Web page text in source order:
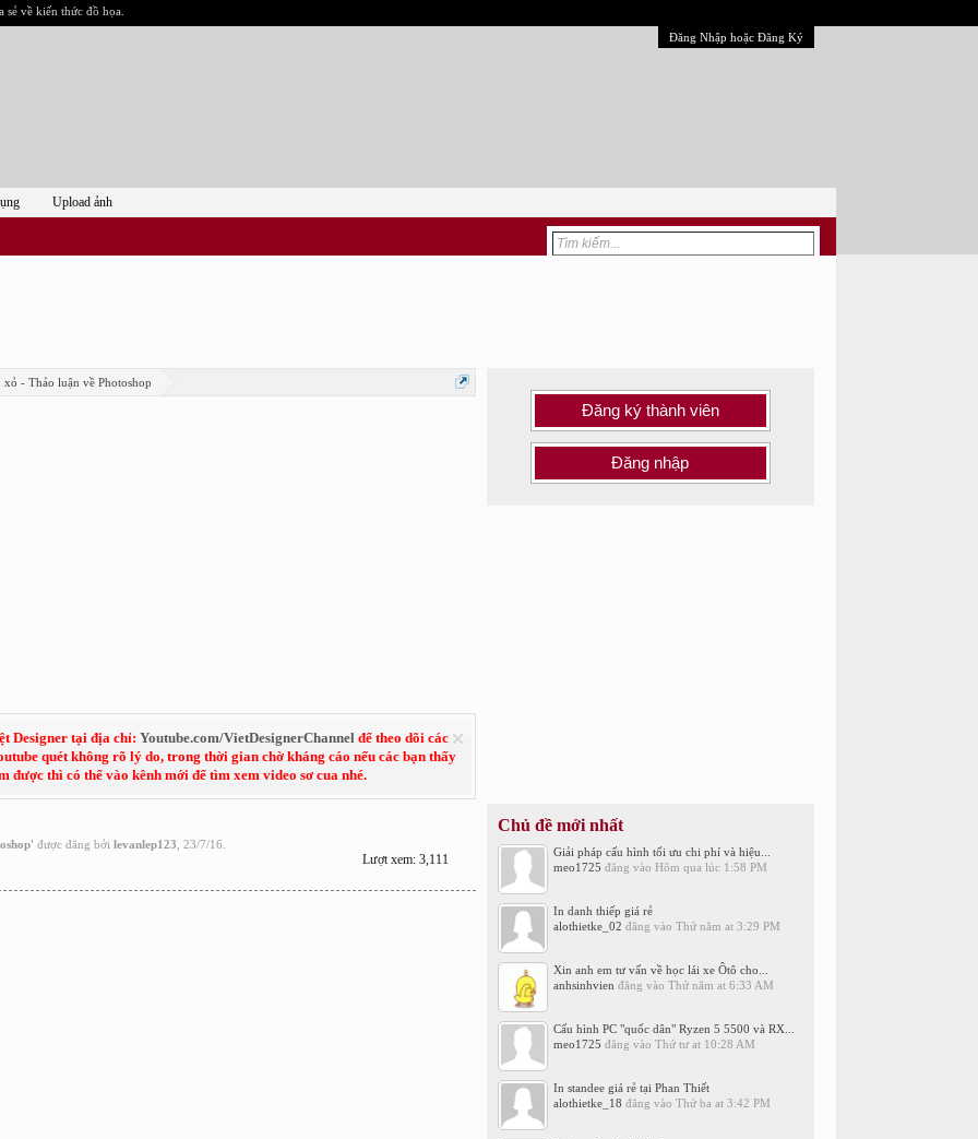
về kiến thức đồ họa.
Đăng Nhập hoặc Đăng Ký
- Thảo luận về Photoshop
Designer tại địa chỉ: Youtube.com/VietDesignerChannelđể theo dõi các
quét không rõ lý do, trong thời gian chờ kháng cáo nếu các bạn thấy
được thì có thể vào kênh mới để tìm xem video sơ cua nhé.
' được đăng bởi levanlep123 23/7/16
Lượt xem: 3,111
Đăng ký thành viên
Đăng nhập
Chủ đề mới nhất
Giải pháp cấu hình tối ưu chi phí và hiệu...
meo1725 đăng vào Hôm qua lúc 1:58 PM
In danh thiếp giá rẻ
alothietke_02 đăng vào Thứ năm at 3:29 PM
Xin anh em tư vấn về học lái xe Ôtô cho...
anhsinhvien đăng vào Thứ năm at 6:33 AM
Cấu hình PC "quốc dân" Ryzen 5 5500 và RX...
meo1725 đăng vào Thứ tư at 10:28 AM
In standee giá rẻ tại Phan Thiết
alothietke_18 đăng vào Thứ ba at 3:42 PM
Upload ảnh